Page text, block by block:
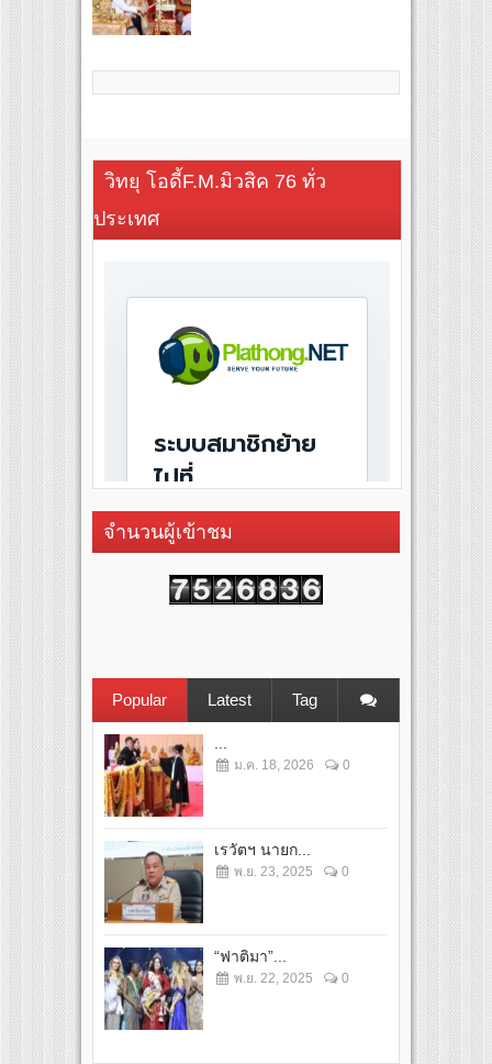
วิทยุ โอดี้F.M.มิวสิค 76 ทั่ว
ประเทศ
จำนวนผู้เข้าชม
Popular Latest Tag
ม.ค. 18, 2026 0
เรวัตฯ นายก...
พ.ย. 23, 2025 0
“ฟาติมา”...
พ.ย. 22, 2025 0